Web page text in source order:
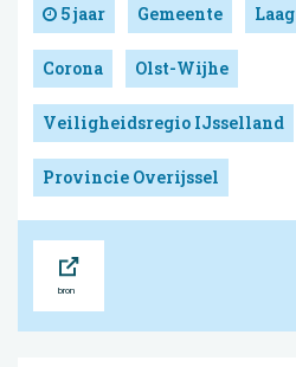
5 jaar Gemeente Laag
Corona Olst-Wijhe
Veiligheidsregio IJsselland
Provincie Overijssel